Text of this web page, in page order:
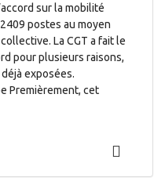
sur la mobilité
postes au moyen
La CGT a fait le
pour plusieurs raisons,
exposées.
Premièrement, cet